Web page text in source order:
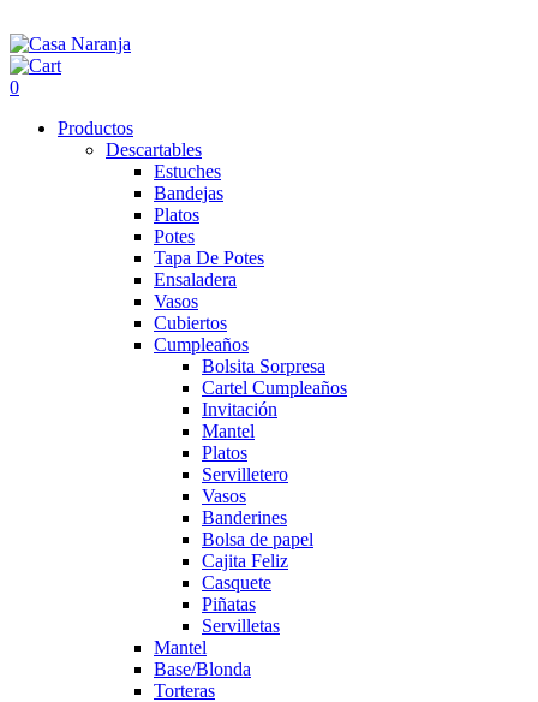
0
Productos
Descartables
Estuches
Bandejas
Platos
Potes
Tapa De Potes
Ensaladera
Vasos
Cubiertos
Cumpleaños
Bolsita Sorpresa
Cartel Cumpleaños
Invitación
Mantel
Platos
Servilletero
Vasos
Banderines
Bolsa de papel
Cajita Feliz
Casquete
Piñatas
Servilletas
Mantel
Base/Blonda
Torteras